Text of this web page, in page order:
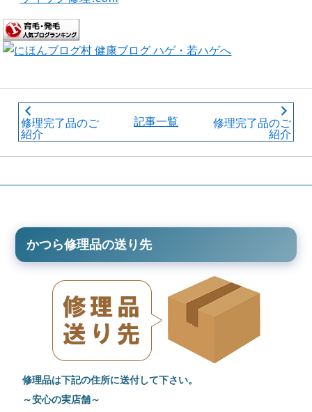
修理完了品のご
紹介
記事一覧
修理完了品のご
紹介
かつら修理品の送り先
修理品は下記の住所に送付して下さい。
～安心の実店舗～